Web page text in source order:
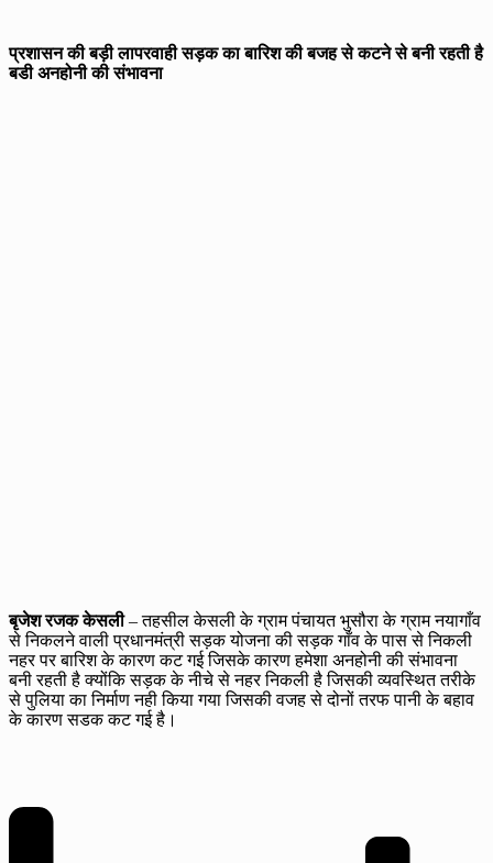
प्रशासन की बड़ी लापरवाही सड़क का बारिश की बजह से कटने से बनी रहती है
बडी अनहोनी की संभावना
बृजेश रजक केसली– तहसील केसली के ग्राम पंचायत भुसौरा के ग्राम नयागाँव
से निकलने वाली प्रधानमंत्री सड़क योजना की सड़क गाँव के पास से निकली
नहर पर बारिश के कारण कट गई जिसके कारण हमेशा अनहोनी की संभावना
बनी रहती है क्योंकि सड़क के नीचे से नहर निकली है जिसकी व्यवस्थित तरीके
से पुलिया का निर्माण नही किया गया जिसकी वजह से दोनों तरफ पानी के बहाव
के कारण सडक कट गई है।